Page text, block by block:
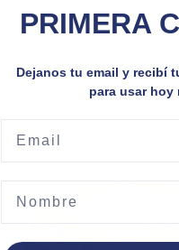
PRIMERA
Dejanos tu email y recibí
para usar hoy